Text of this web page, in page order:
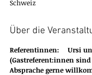
Schweiz
Über die
Referentinnen: 	Ursi und Pia
(Gastreferent:innen
Absprache gerne